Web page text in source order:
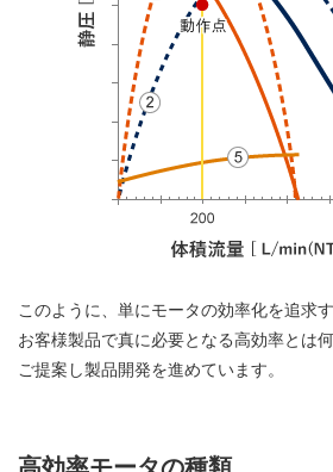
このように、単にモータの効率化を追求
お客様製品で真に必要となる高効率とは
ご提案し製品開発を進めています。